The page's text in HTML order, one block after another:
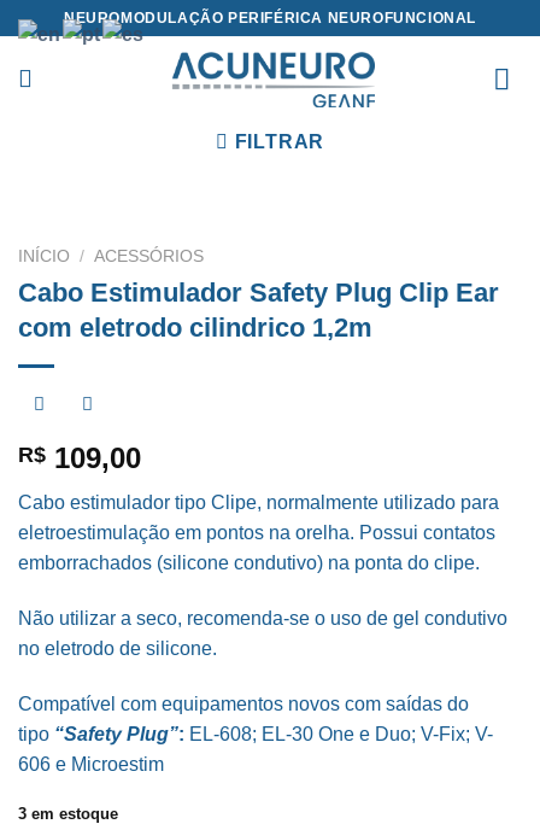
content
NEUROMODULAÇÃO PERIFÉRICA NEUROFUNCIONAL
FILTRAR
INÍCIO / ACESSÓRIOS
Cabo Estimulador Safety Plug Clip Ear
com eletrodo cilindrico 1,2m
R$ 109,00
Cabo estimulador tipo Clipe, normalmente utilizado para
eletroestimulação em pontos na orelha. Possui contatos
emborrachados (silicone condutivo) na ponta do clipe.
Não utilizar a seco, recomenda-se o uso de gel condutivo
no eletrodo de silicone.
Compatível com equipamentos novos com saídas do
tipo “Safety Plug”: EL-608; EL-30 One e Duo; V-Fix; V-
606 e Microestim
3 em estoque